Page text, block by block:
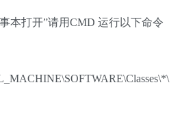
本打开”请用CMD 运行以下命令